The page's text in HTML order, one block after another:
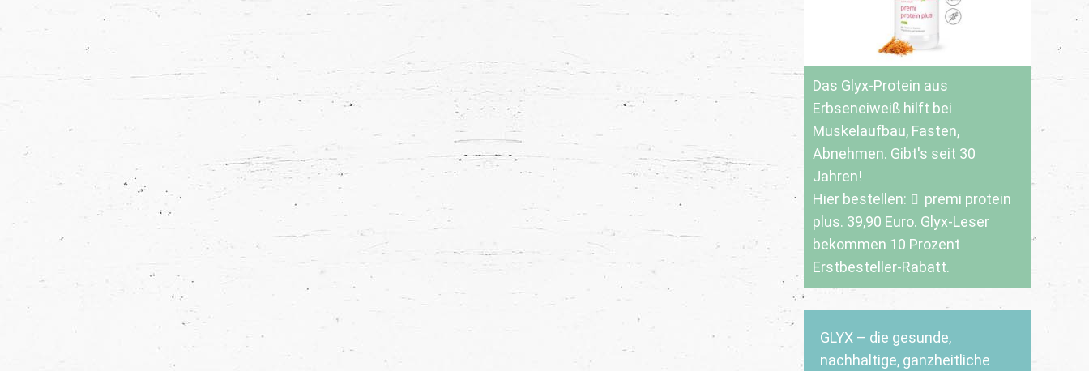
Das Glyx-Protein aus
Erbseneiweiß hilft bei
Muskelaufbau, Fasten,
Abnehmen. Gibt's seit 30
Jahren!
Hier bestellen:
premi protein
plus. 39,90 Euro. Glyx-Leser
bekommen 10 Prozent
Erstbesteller-Rabatt.
GLYX – die gesunde,
nachhaltige, ganzheitliche